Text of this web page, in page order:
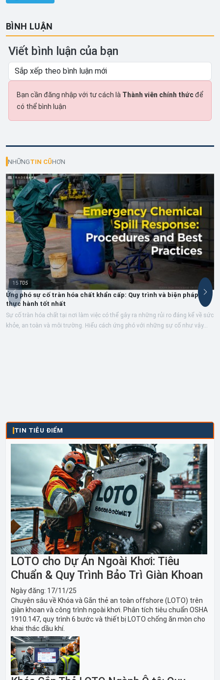
BÌNH LUẬN
Viết bình luận của bạn
Bạn cần đăng nhập với tư cách là Thành viên chính thứcđể
có thể bình luận
NHỮNGTIN CŨHƠN
15 T05
Ứng phó sự cố tràn hóa chất khẩn cấp: Quy trình và biện pháp
thực hành tốt nhất
Sự cố tràn hóa chất tại nơi làm việc có thể gây ra những rủi ro đáng kể về sức
khỏe, an toàn và môi trường. Hiểu cách ứng phó với những sự cố như vậy...
TIN TIÊU ĐIỂM
LOTO cho Dự Án Ngoài Khơi: Tiêu
Chuẩn & Quy Trình Bảo Trì Giàn Khoan
Ngày đăng: 17/11/25
Chuyên sâu về Khóa và Gắn thẻ an toàn offshore (LOTO) trên
giàn khoan và công trình ngoài khơi. Phân tích tiêu chuẩn OSHA
1910.147, quy trình 6 bước và thiết bị LOTO chống ăn mòn cho
khai thác dầu khí.